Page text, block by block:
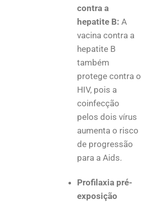
contra a
hepatite B: A
vacina contra a
hepatite B
também
protege contra o
HIV, pois a
coinfecção
pelos dois vírus
aumenta o risco
de progressão
para a Aids.
Profilaxia pré-
exposição